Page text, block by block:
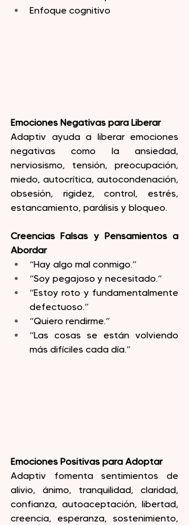
Enfoque cognitivo
Emociones Negativas para Liberar
Adaptiv ayuda a liberar emociones
negativas como la ansiedad,
nerviosismo, tensión, preocupación,
miedo, autocrítica, autocondenación,
obsesión, rigidez, control, estrés,
estancamiento, parálisis y bloqueo.
Creencias Falsas y Pensamientos a
Abordar
“Hay algo mal conmigo.”
“Soy pegajoso y necesitado.”
“Estoy roto y fundamentalmente
defectuoso.”
“Quiero rendirme.”
“Las cosas se están volviendo
más difíciles cada día.”
Emociones Positivas para Adoptar
Adaptiv fomenta sentimientos de
alivio, ánimo, tranquilidad, claridad,
confianza, autoaceptación, libertad,
creencia, esperanza, sostenimiento,